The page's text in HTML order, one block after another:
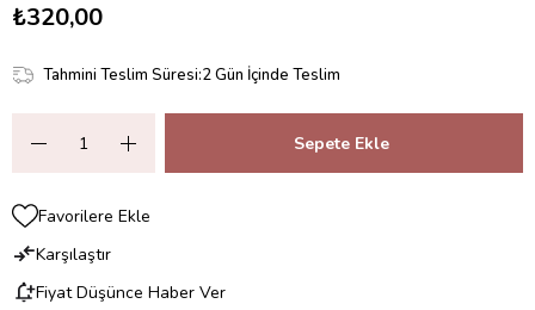
₺320,00
Tahmini Teslim Süresi:2 Gün İçinde Teslim
Favorilere Ekle
Karşılaştır
Fiyat Düşünce Haber Ver